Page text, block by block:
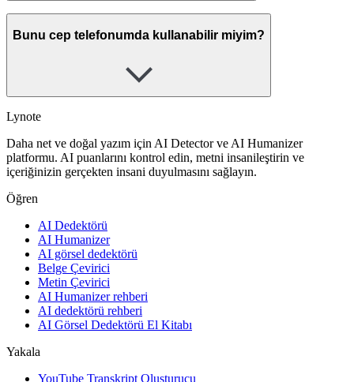
Bunu cep telefonumda kullanabilir miyim?
Lynote
Daha net ve doğal yazım için AI Detector ve AI Humanizer
platformu. AI puanlarını kontrol edin, metni insanileştirin ve
içeriğinizin gerçekten insani duyulmasını sağlayın.
Öğren
AI Dedektörü
AI Humanizer
AI görsel dedektörü
Belge Çevirici
Metin Çevirici
AI Humanizer rehberi
AI dedektörü rehberi
AI Görsel Dedektörü El Kitabı
Yakala
YouTube Transkript Oluşturucu